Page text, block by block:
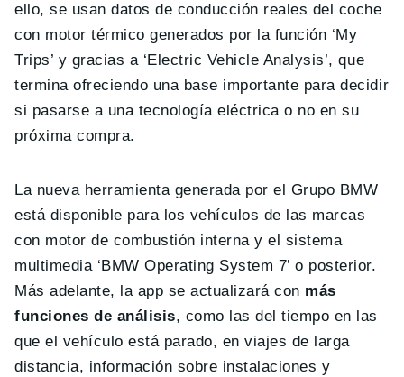
ello, se usan datos de conducción reales del coche
con motor térmico generados por la función ‘My
Trips’ y gracias a ‘Electric Vehicle Analysis’, que
termina ofreciendo una base importante para decidir
si pasarse a una tecnología eléctrica o no en su
próxima compra.
La nueva herramienta generada por el Grupo BMW
está disponible para los vehículos de las marcas
con motor de combustión interna y el sistema
multimedia ‘BMW Operating System 7’ o posterior.
Más adelante, la app se actualizará con más
funciones de análisis, como las del tiempo en las
que el vehículo está parado, en viajes de larga
distancia, información sobre instalaciones y